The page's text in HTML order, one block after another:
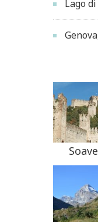
Lago
Soave